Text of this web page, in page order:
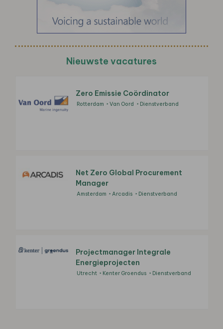
Nieuwste vacatures
Zero Emissie Coördinator
Rotterdam Van Oord Dienstverband
Net Zero Global Procurement
Manager
Amsterdam Arcadis Dienstverband
Projectmanager Integrale
Energieprojecten
Utrecht Kenter Groendus Dienstverband